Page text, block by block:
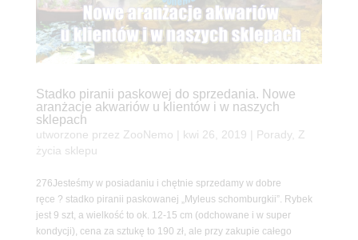
Stadko piranii paskowej do sprzedania. Nowe
aranżacje akwariów u klientów i w naszych
sklepach
utworzone przez ZooNemo kwi 26, 2019 Porady, Z
życia sklepu
276Jesteśmy w posiadaniu i chętnie sprzedamy w dobre
ręce ? stadko piranii paskowanej „Myleus schomburgkii”. Rybek
jest 9 szt, a wielkość to ok. 12-15 cm (odchowane i w super
kondycji), cena za sztukę to 190 zł, ale przy zakupie całego